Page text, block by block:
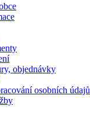
objednávky
osobních údajů